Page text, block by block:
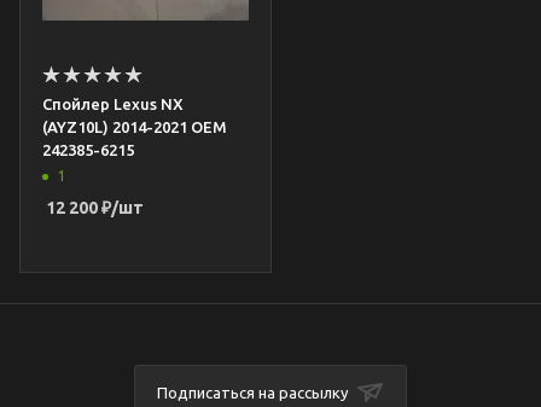
Спойлер Lexus NX
(AYZ10L) 2014-2021 OEM
242385-6215
1
12 200₽/шт
Подписаться на рассылку